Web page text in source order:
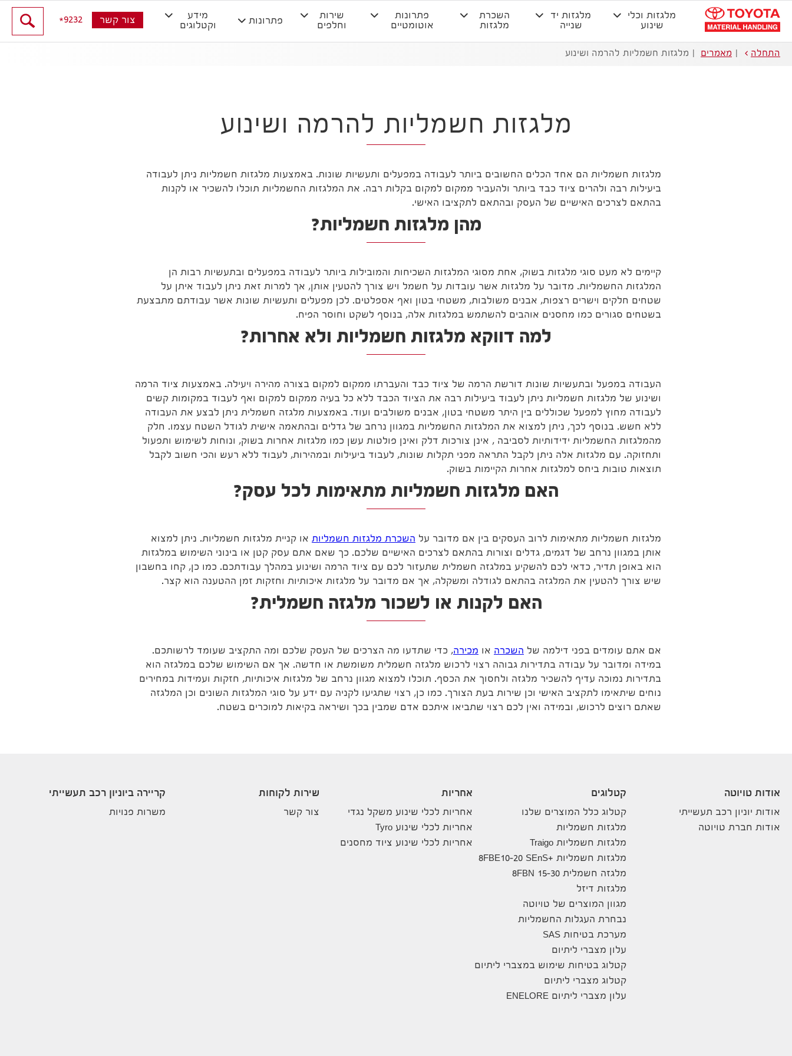
מלגזות וכלי
שינוע
מלגזות יד
שנייה
השכרת
מלגזות
פתרונות
אוטומטיים
שירות
וחלפים
פתרונות
מידע
וקטלוגים
צור קשר 9232
התחלה מאמרים מלגזות חשמליות להרמה ושינוע
מלגזות חשמליות להרמה ושינוע
מלגזות חשמליות הם אחד הכלים החשובים ביותר לעבודה במפעלים ותעשיות שונות. באמצעות מלגזות חשמליות ניתן לעבודה
ביעילות רבה ולהרים ציוד כבד ביותר ולהעביר ממקום למקום בקלות רבה. את המלגזות החשמליות תוכלו להשכיר או לקנות
בהתאם לצרכים האישיים של העסק ובהתאם לתקציבו האישי.
מהן מלגזות חשמליות?
קיימים לא מעט סוגי מלגזות בשוק, אחת מסוגי המלגזות השכיחות והמובילות ביותר לעבודה במפעלים ובתעשיות רבות הן
המלגזות החשמליות. מדובר על מלגזות אשר עובדות על חשמל ויש צורך להטעין אותן, אך למרות זאת ניתן לעבוד איתן על
שטחים חלקים וישרים רצפות, אבנים משולבות, משטחי בטון ואף אספלטים. לכן מפעלים ותעשיות שונות אשר עבודתם מתבצעת
בשטחים סגורים כמו מחסנים אוהבים להשתמש במלגזות אלה, בנוסף לשקט וחוסר הפיח.
למה דווקא מלגזות חשמליות ולא אחרות?
העבודה במפעל ובתעשיות שונות דורשת הרמה של ציוד כבד והעברתו ממקום למקום בצורה מהירה ויעילה. באמצעות ציוד הרמה
ושינוע של מלגזות חשמליות ניתן לעבוד ביעילות רבה את הציוד הכבד ללא כל בעיה ממקום למקום ואף לעבוד במקומות קשים
לעבודה מחוץ למפעל שכוללים בין היתר משטחי בטון, אבנים משולבים ועוד. באמצעות מלגזה חשמלית ניתן לבצע את העבודה
ללא חשש. בנוסף לכך, ניתן למצוא את המלגזות החשמליות במגוון נרחב של גדלים ובהתאמה אישית לגודל השטח עצמו. חלק
מהמלגזות החשמליות ידידותיות לסביבה , אינן צורכות דלק ואינן פולטות עשן כמו מלגזות אחרות בשוק, ונוחות לשימוש ותפעול
ותחזוקה. עם מלגזות אלה ניתן לקבל התראה מפני תקלות שונות, לעבוד ביעילות ובמהירות, לעבוד ללא רעש והכי חשוב לקבל
תוצאות טובות ביחס למלגזות אחרות הקיימות בשוק.
האם מלגזות חשמליות מתאימות לכל עסק?
מלגזות חשמליות מתאימות לרוב העסקים בין אם מדובר על השכרת מלגזות חשמליות או קניית מלגזות חשמליות. ניתן למצוא
אותן במגוון נרחב של דגמים, גדלים וצורות בהתאם לצרכים האישיים שלכם. כך שאם אתם עסק קטן או בינוני השימוש במלגזות
הוא באופן תדיר, כדאי לכם להשקיע במלגזה חשמלית שתעזור לכם עם ציוד הרמה ושינוע במהלך עבודתכם. כמו כן, קחו בחשבון
שיש צורך להטעין את המלגזה בהתאם לגודלה ומשקלה, אך אם מדובר על מלגזות איכותיות וחזקות זמן ההטענה הוא קצר.
האם לקנות או לשכור מלגזה חשמלית?
אם אתם עומדים בפני דילמה של השכרה או מכירה, כדי שתדעו מה הצרכים של העסק שלכם ומה התקציב שעומד לרשותכם.
במידה ומדובר על עבודה בתדירות גבוהה רצוי לרכוש מלגזה חשמלית משומשת או חדשה. אך אם השימוש שלכם במלגזה הוא
בתדירות נמוכה עדיף להשכיר מלגזה ולחסוך את הכסף. תוכלו למצוא מגוון נרחב של מלגזות איכותיות, חזקות ועמידות במחירים
נוחים שיתאימו לתקציב האישי וכן שירות בעת הצורך. כמו כן, רצוי שתגיעו לקניה עם ידע על סוגי המלגזות השונים וכן המלגזה
שאתם רוצים לרכוש, ובמידה ואין לכם רצוי שתביאו איתכם אדם שמבין בכך ושיראה בקיאות למוכרים בשטח.
אודות טויוטה
אודות יוניון רכב תעשייתי
אודות חברת טויוטה
קטלוגים
קטלוג כלל המוצרים שלנו
מלגזות חשמליות
מלגזות חשמליות Traigo
מלגזות חשמליות +8FBE10-20 SEnS
מלגזה חשמלית 8FBN 15-30
מלגזות דיזל
מגוון המוצרים של טויוטה
נבחרת העגלות החשמליות
מערכת בטיחות SAS
עלון מצברי ליתיום
קטלוג בטיחות שימוש במצברי ליתיום
קטלוג מצברי ליתיום
עלון מצברי ליתיום ENELORE
אחריות
אחריות לכלי שינוע משקל נגדי
אחריות לכלי שינוע Tyro
אחריות לכלי שינוע ציוד מחסנים
שירות לקוחות
צור קשר
קריירה ביוניון רכב תעשייתי
משרות פנויות